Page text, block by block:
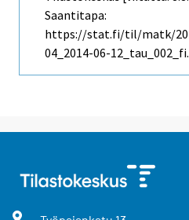
Saantitapa:
https://stat.fi/til/matk/
04_2014-06-